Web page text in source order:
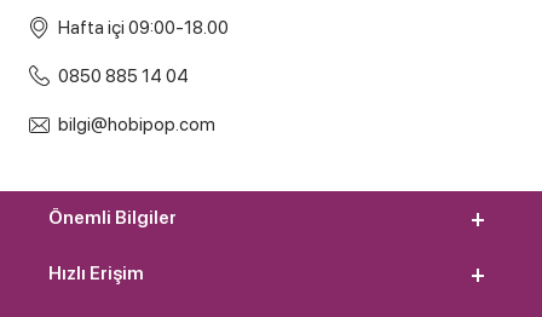
Hafta içi 09:00-18.00
0850 885 14 04
bilgi@hobipop.com
Önemli Bilgiler
Hızlı Erişim